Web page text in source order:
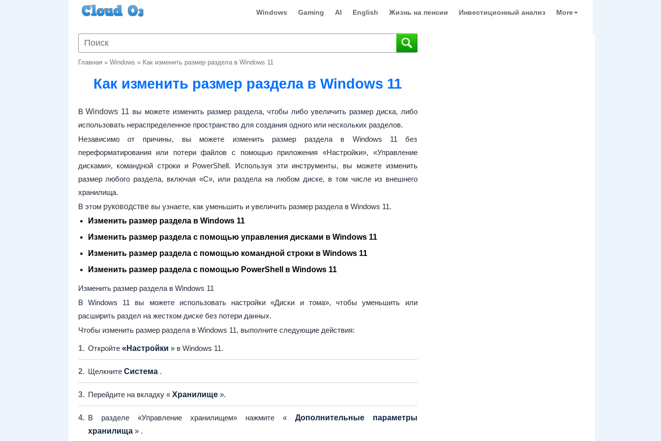
Windows Gaming AI English Жизнь на пенсии Инвестиционный анализ More
Главная » Windows » Как изменить размер раздела в Windows 11
Как изменить размер раздела в Windows 11
ВWindows 11 вы можете изменить размер раздела, чтобы либо увеличить размер диска, либо
использовать нераспределенное пространство для создания одного или нескольких разделов.
Независимо от причины, вы можете изменить размер раздела в Windows 11 без
переформатирования или потери файлов с помощью приложения «Настройки», «Управление
дисками», командной строки и PowerShell. Используя эти инструменты, вы можете изменить
размер любого раздела, включая «C», или раздела на любом диске, в том числе из внешнего
хранилища.
В этом руководствевы узнаете, как уменьшить и увеличить размер раздела в Windows 11.
Изменить размер раздела в Windows 11
Изменить размер раздела с помощью управления дисками в Windows 11
Изменить размер раздела с помощью командной строки в Windows 11
Изменить размер раздела с помощью PowerShell в Windows 11
Изменить размер раздела в Windows 11
В Windows 11 вы можете использовать настройки «Диски и тома», чтобы уменьшить или
расширить раздел на жестком диске без потери данных.
Чтобы изменить размер раздела в Windows 11, выполните следующие действия:
Откройте «Настройки » в Windows 11.
Щелкните Система.
Перейдите на вкладку « Хранилище».
В разделе «Управление хранилищем» нажмите « Дополнительные параметры
хранилища» .